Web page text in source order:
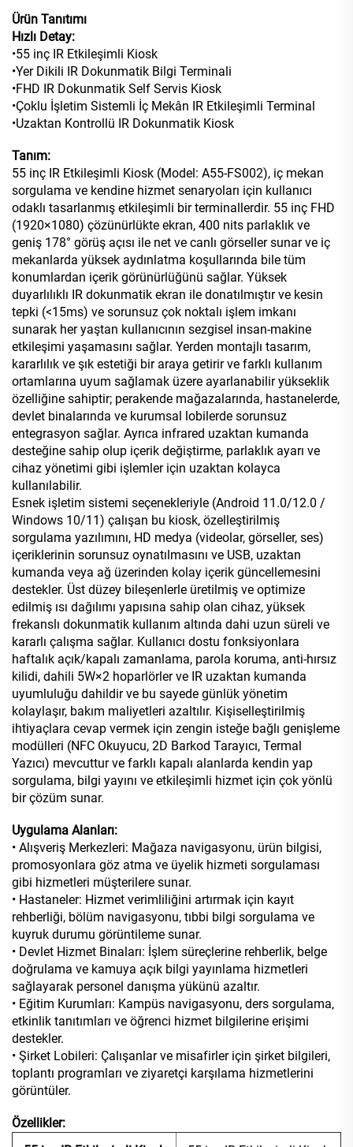
Ürün Tanıtımı
Hızlı Detay:
•55 inç IR Etkileşimli Kiosk
•Yer Dikili IR Dokunmatik Bilgi Terminali
•FHD IR Dokunmatik Self Servis Kiosk
•Çoklu İşletim Sistemli İç Mekân IR Etkileşimli Terminal
•Uzaktan Kontrollü IR Dokunmatik Kiosk
Tanım:
55 inç IR Etkileşimli Kiosk (Model: A55-FS002), iç mekan
sorgulama ve kendine hizmet senaryoları için kullanıcı
odaklı tasarlanmış etkileşimli bir terminallerdir. 55 inç FHD
(1920×1080) çözünürlükte ekran, 400 nits parlaklık ve
geniş 178° görüş açısı ile net ve canlı görseller sunar ve iç
mekanlarda yüksek aydınlatma koşullarında bile tüm
konumlardan içerik görünürlüğünü sağlar. Yüksek
duyarlılıklı IR dokunmatik ekran ile donatılmıştır ve kesin
tepki (<15ms) ve sorunsuz çok noktalı işlem imkanı
sunarak her yaştan kullanıcının sezgisel insan-makine
etkileşimi yaşamasını sağlar. Yerden montajlı tasarım,
kararlılık ve şık estetiği bir araya getirir ve farklı kullanım
ortamlarına uyum sağlamak üzere ayarlanabilir yükseklik
özelliğine sahiptir; perakende mağazalarında, hastanelerde,
devlet binalarında ve kurumsal lobilerde sorunsuz
entegrasyon sağlar. Ayrıca infrared uzaktan kumanda
desteğine sahip olup içerik değiştirme, parlaklık ayarı ve
cihaz yönetimi gibi işlemler için uzaktan kolayca
kullanılabilir.
Esnek işletim sistemi seçenekleriyle (Android 11.0/12.0 /
Windows 10/11) çalışan bu kiosk, özelleştirilmiş
sorgulama yazılımını, HD medya (videolar, görseller, ses)
içeriklerinin sorunsuz oynatılmasını ve USB, uzaktan
kumanda veya ağ üzerinden kolay içerik güncellemesini
destekler. Üst düzey bileşenlerle üretilmiş ve optimize
edilmiş ısı dağılımı yapısına sahip olan cihaz, yüksek
frekanslı dokunmatik kullanım altında dahi uzun süreli ve
kararlı çalışma sağlar. Kullanıcı dostu fonksiyonlara
haftalık açık/kapalı zamanlama, parola koruma, anti-hırsız
kilidi, dahili 5W×2 hoparlörler ve IR uzaktan kumanda
uyumluluğu dahildir ve bu sayede günlük yönetim
kolaylaşır, bakım maliyetleri azaltılır. Kişiselleştirilmiş
ihtiyaçlara cevap vermek için zengin isteğe bağlı genişleme
modülleri (NFC Okuyucu, 2D Barkod Tarayıcı, Termal
Yazıcı) mevcuttur ve farklı kapalı alanlarda kendin yap
sorgulama, bilgi yayını ve etkileşimli hizmet için çok yönlü
bir çözüm sunar.
Uygulama Alanları:
• Alışveriş Merkezleri: Mağaza navigasyonu, ürün bilgisi,
promosyonlara göz atma ve üyelik hizmeti sorgulaması
gibi hizmetleri müşterilere sunar.
• Hastaneler: Hizmet verimliliğini artırmak için kayıt
rehberliği, bölüm navigasyonu, tıbbi bilgi sorgulama ve
kuyruk durumu görüntileme sunar.
• Devlet Hizmet Binaları: İşlem süreçlerine rehberlik, belge
doğrulama ve kamuya açık bilgi yayınlama hizmetleri
sağlayarak personel danışma yükünü azaltır.
• Eğitim Kurumları: Kampüs navigasyonu, ders sorgulama,
etkinlik tanıtımları ve öğrenci hizmet bilgilerine erişimi
destekler.
• Şirket Lobileri: Çalışanlar ve misafirler için şirket bilgileri,
toplantı programları ve ziyaretçi karşılama hizmetlerini
görüntüler.
Özellikler: